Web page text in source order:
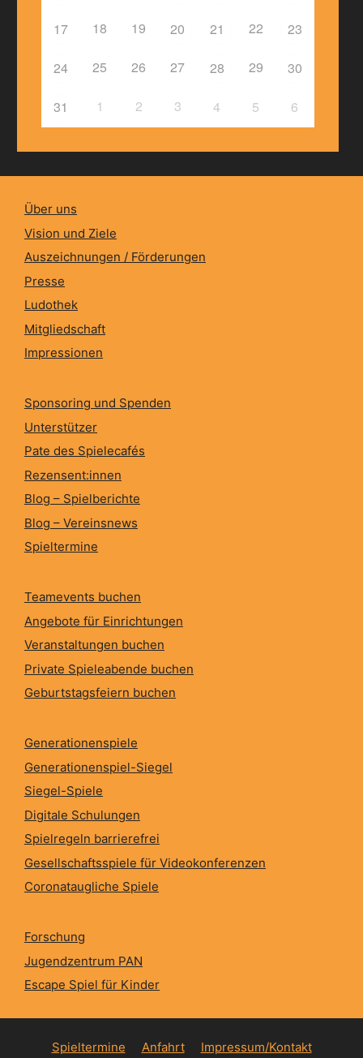
17 18 19 20 21 22 23
24 25 26 27 28 29 30
31 1 2 3 4 5 6
Über uns
Vision und Ziele
Auszeichnungen / Förderungen
Presse
Ludothek
Mitgliedschaft
Impressionen
Sponsoring und Spenden
Unterstützer
Pate des Spielecafés
Rezensent:innen
Blog – Spielberichte
Blog – Vereinsnews
Spieltermine
Teamevents buchen
Angebote für Einrichtungen
Veranstaltungen buchen
Private Spieleabende buchen
Geburtstagsfeiern buchen
Generationenspiele
Generationenspiel-Siegel
Siegel-Spiele
Digitale Schulungen
Spielregeln barrierefrei
Gesellschaftsspiele für Videokonferenzen
Coronataugliche Spiele
Forschung
Jugendzentrum PAN
Escape Spiel für Kinder
Spieltermine Anfahrt Impressum/Kontakt